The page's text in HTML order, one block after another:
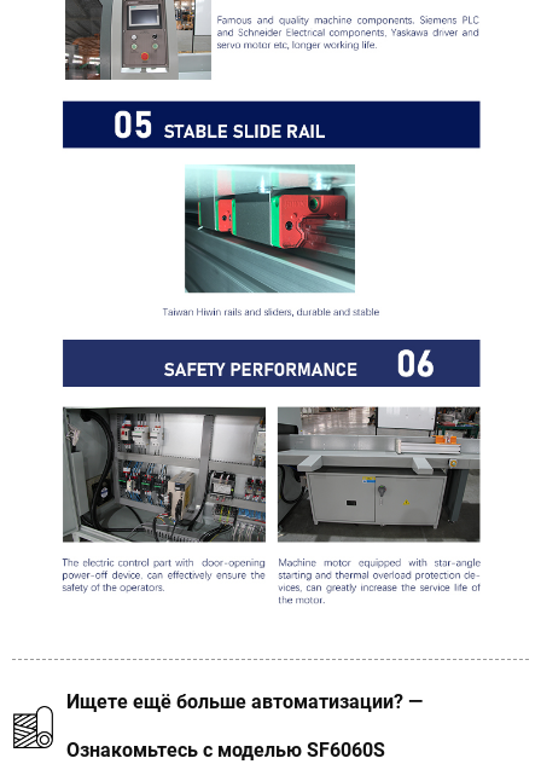
Ищете ещё больше автоматизации? —
Ознакомьтесь с моделью SF6060S